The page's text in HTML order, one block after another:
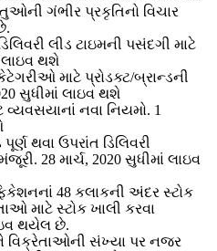
ગંભીર પ્રકૃતિનો વિચાર
લીડ ટાઇમની પસંદગી માટે
લાઇવ થશે
માટે પ્રોડક્ટ/બ્રાન્ડની
સુધીમાં લાઇવ થશે
વ્યવસયાનાં નવા નિયમો. 1
થવા ઉપરાંત ડિલિવરી
28 માર્ચ, 2020 સુધીમાં લાઇવ
48 કલાકની અંદર સ્ટોક
માટે સ્ટોક ખાલી કરવા
થયેલ છે.
વિક્રેતાઓની સંખ્યા પર નજર